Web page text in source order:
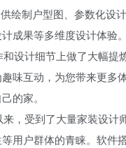
绘制户型图、参数化设
成果等多维度设计体验。
计细节上做了大幅提
味互动，为您带来更多
的家。
受到了大量家装设计师
用户群体的青睐。软件